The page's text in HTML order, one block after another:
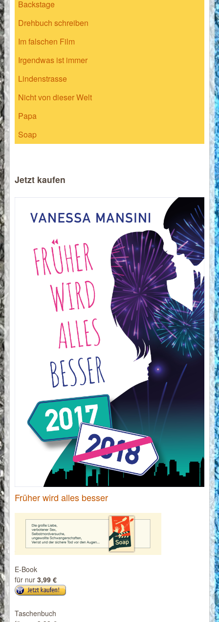
Backstage
Drehbuch schreiben
Im falschen Film
Irgendwas ist immer
Lindenstrasse
Nicht von dieser Welt
Papa
Soap
Jetzt kaufen
Früher wird alles besser
E-Book
für nur 3,99 €
Taschenbuch